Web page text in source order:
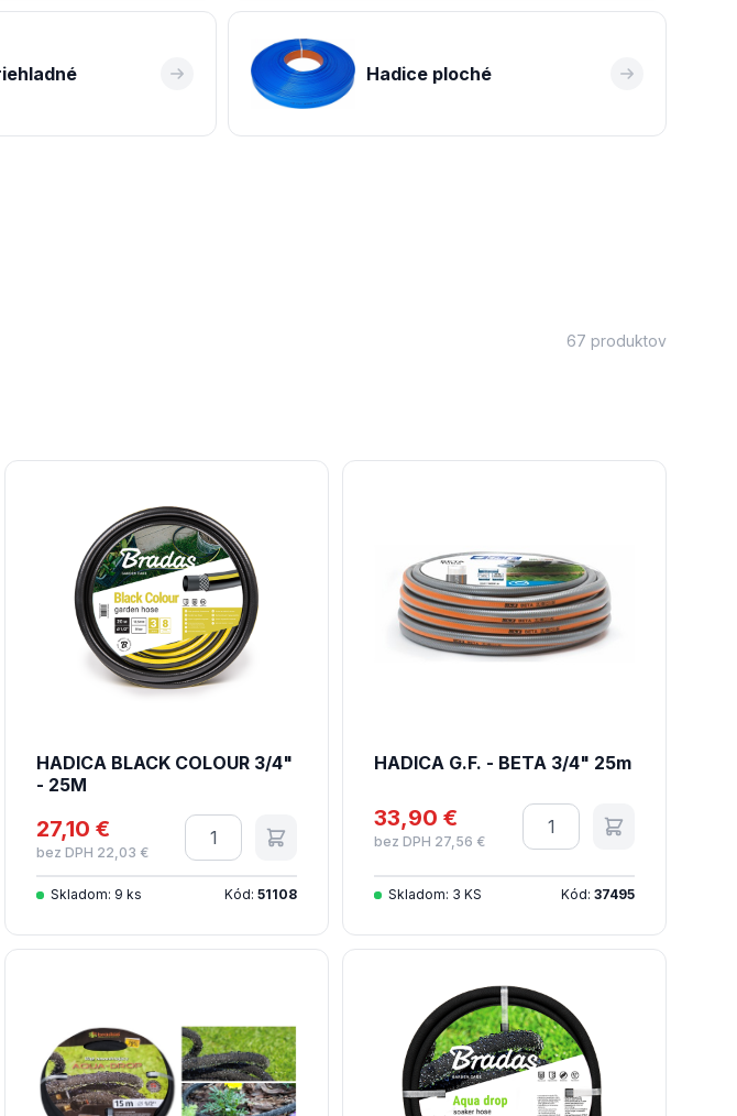
Hadice ploché
67 produktov
HADICA BLACK COLOUR 3/4"
- 25M
27,10 €
bez DPH 22,03 €
Množstvo
Skladom: 9 ks Kód: 51108
HADICA G.F. - BETA 3/4" 25m
33,90 €
bez DPH 27,56 €
Množstvo
Skladom: 3 KS Kód: 37495